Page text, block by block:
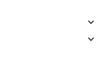
keyboard_arrow_down
keyboard_arrow_down